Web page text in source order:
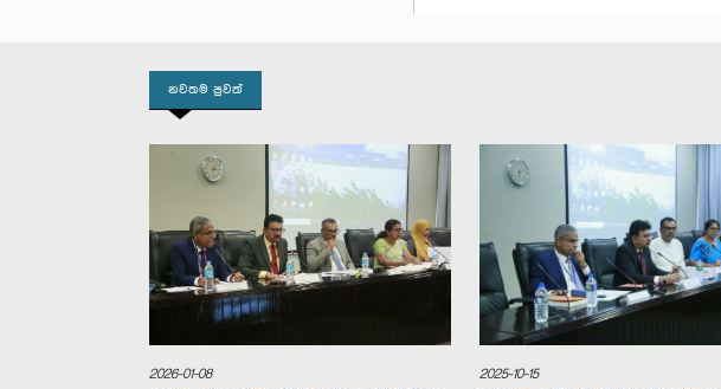
ගරු නීතිඥ තුෂාරි ජයසිංහ
මහත්මිය, පා.ම.
සාමාජික
නවතම පුවත්
2026-01-08 2025-10-15